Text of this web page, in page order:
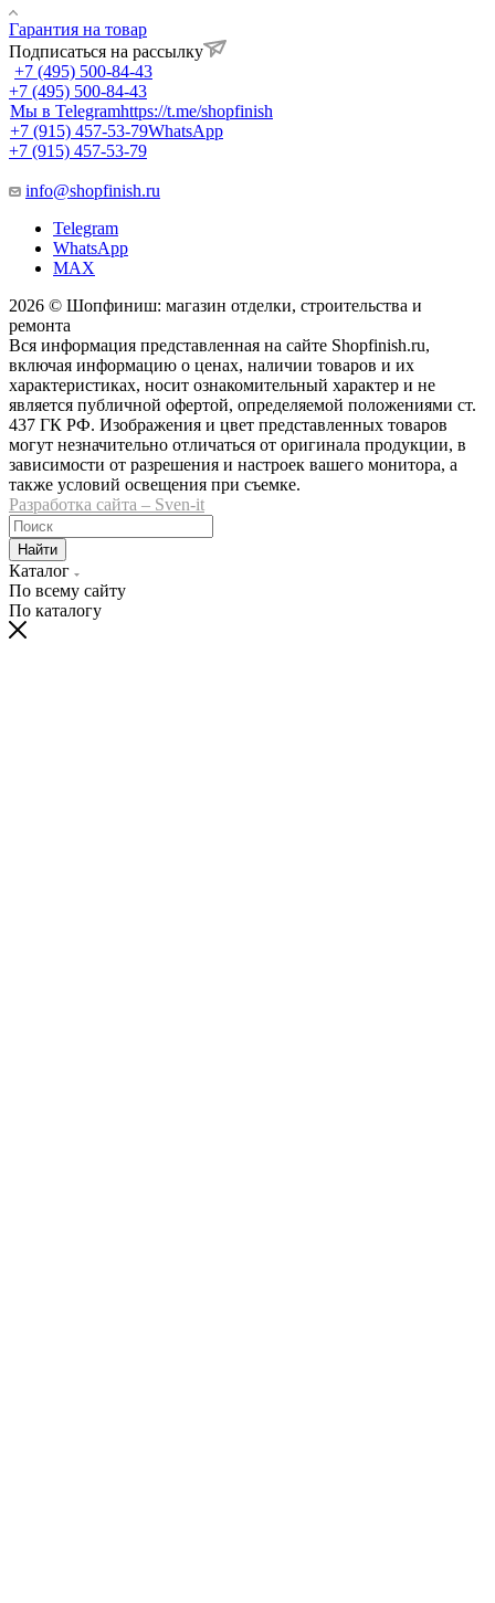
Гарантия на товар
Подписаться на рассылку
+7 (495) 500-84-43
+7 (495) 500-84-43
Мы в Telegramhttps://t.me/shopfinish
+7 (915) 457-53-79WhatsApp
+7 (915) 457-53-79
info@shopfinish.ru
Telegram
WhatsApp
MAX
2026 © Шопфиниш: магазин отделки, строительства и
ремонта
Вся информация представленная на сайте Shopfinish.ru,
включая информацию о ценах, наличии товаров и их
характеристиках, носит ознакомительный характер и не
является публичной офертой, определяемой положениями ст.
437 ГК РФ. Изображения и цвет представленных товаров
могут незначительно отличаться от оригинала продукции, в
зависимости от разрешения и настроек вашего монитора, а
также условий освещения при съемке.
Разработка сайта – Sven-it
Найти
Каталог
По всему сайту
По каталогу